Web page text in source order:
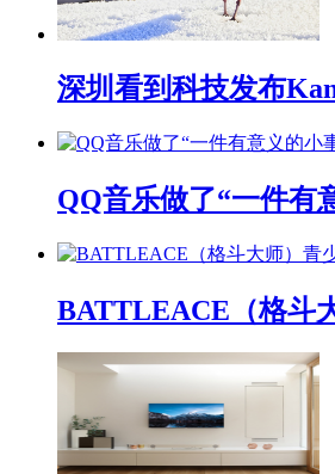
深圳看到科技发布
QQ音乐做了“一件有
BATTLEACE（格斗